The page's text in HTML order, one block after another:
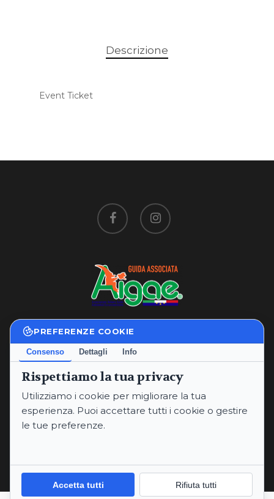
PREFERENZE COOKIE
Consenso Dettagli Info
Rispettiamo la tua privacy
Utilizziamo i cookie per migliorare la tua
esperienza. Puoi accettare tutti i cookie o gestire
le tue preferenze.
Informativa sulla PrivacyCookie Policy
Accetta tutti Rifiuta tutti
Descrizione
Event Ticket
facebook instagram
Privacy Policy|Cookie Policy
Termini e Condizioni
P.IVA: 02234760565
Email:annaritaproperzi@gmail.com
PEC:annaritaproperzi@pec.it
Telefoni: